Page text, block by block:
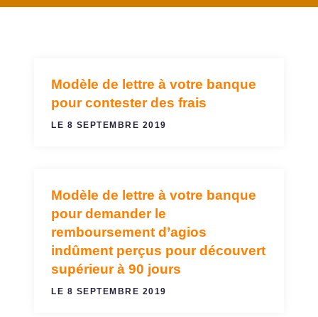
AGIOS, FRAIS ET COMMISSIONS
Modèle de lettre à votre banque
pour contester des frais
LE 8 SEPTEMBRE 2019
AGIOS, FRAIS ET COMMISSIONS
Modèle de lettre à votre banque
pour demander le
remboursement d’agios
indûment perçus pour découvert
supérieur à 90 jours
LE 8 SEPTEMBRE 2019